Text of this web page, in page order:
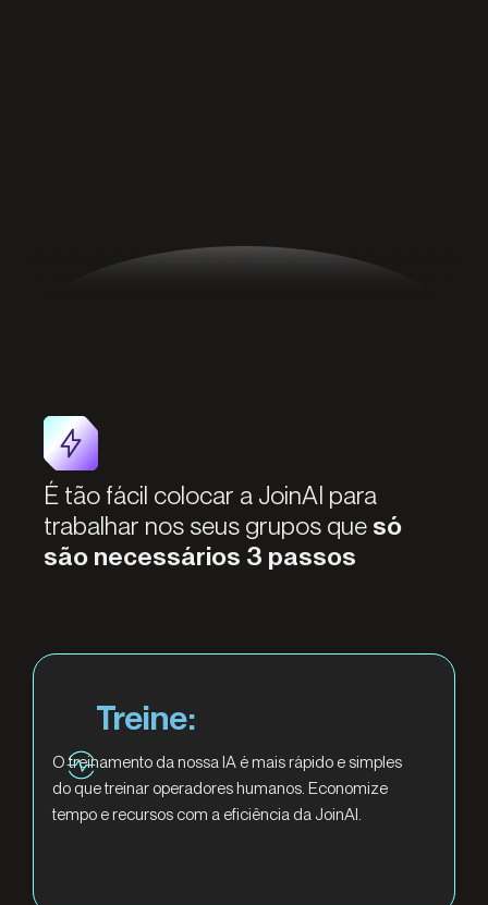
É tão fácil colocar a JoinAI para
trabalhar nos seus grupos que só
são necessários 3 passos
Treine:
O treinamento da nossa IA é mais rápido e simples
do que treinar operadores humanos. Economize
tempo e recursos com a eficiência da JoinAI.